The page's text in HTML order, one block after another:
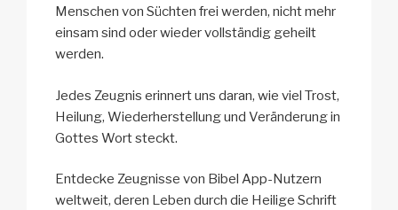
Menschen von Süchten frei werden, nicht mehr
einsam sind oder wieder vollständig geheilt
werden.
Jedes Zeugnis erinnert uns daran, wie viel Trost,
Heilung, Wiederherstellung und Veränderung in
Gottes Wort steckt.
Entdecke Zeugnisse von Bibel App-Nutzern
weltweit, deren Leben durch die Heilige Schrift